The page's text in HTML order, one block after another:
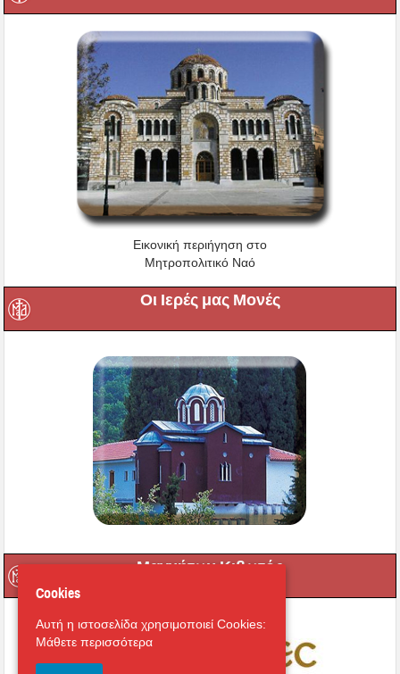
Εικονική περιήγηση στο
Μητροπολιτικό Ναό
Οι Ιερές μας Μονές
Μαγνήτων Κιβωτός
Cookies
Αυτή η ιστοσελίδα χρησιμοποιεί Cookies:
Μάθετε περισσότερα